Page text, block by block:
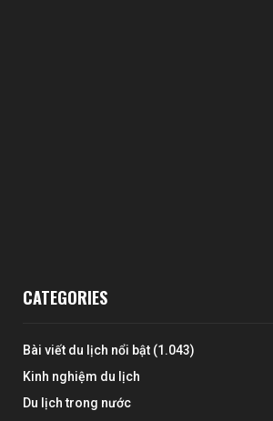
CATEGORIES
Bài viết du lịch nổi bật (1.043)
Kinh nghiệm du lịch
Du lịch trong nước